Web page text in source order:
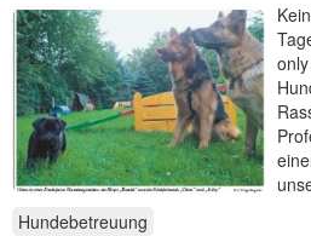
Hundebetreuung